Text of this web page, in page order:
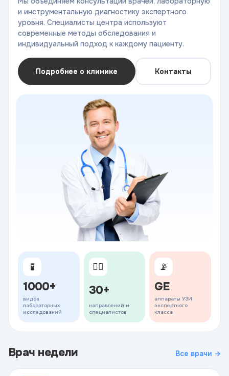
и инструментальную диагностику экспертного
уровня. Специалисты центра используют
современные методы обследования и
индивидуальный подход к каждому пациенту.
Подробнее о клинике Контакты
🧪
1000+
видов
лабораторных
исследований
👨‍⚕️
30+
направлений и
специалистов
📡
GE
аппараты УЗИ
экспертного
класса
Врач недели Все врачи →